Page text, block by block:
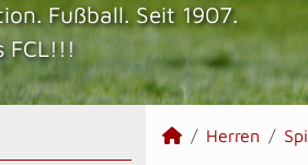
Fußball. Seit 1907.
FCL!!!
Herren